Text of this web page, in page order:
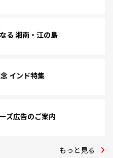
る 湘南・江の島
インド特集
ズ広告のご案内
もっと見る